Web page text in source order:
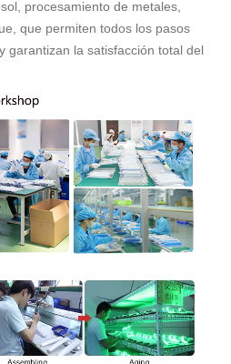
procesamiento de metales,
que permiten todos los pasos
garantizan la satisfacción total del